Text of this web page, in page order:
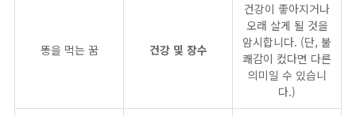
똥을 먹는 꿈 건강 및 장수
건강이 좋아지거나
오래 살게 될 것을
암시합니다. (단, 불
쾌감이 컸다면 다른
의미일 수 있습니
다.)